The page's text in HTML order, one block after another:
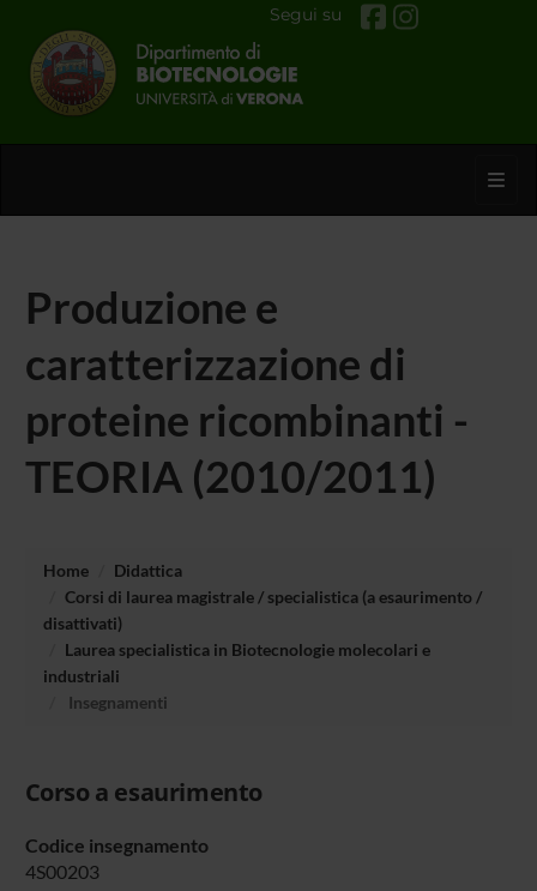
Segui su
Produzione e
caratterizzazione di
proteine ricombinanti -
TEORIA (2010/2011)
Home
Didattica
Corsi di laurea magistrale / specialistica (a esaurimento /
disattivati)
Laurea specialistica in Biotecnologie molecolari e
industriali
Insegnamenti
Corso a esaurimento
Codice insegnamento
4S00203